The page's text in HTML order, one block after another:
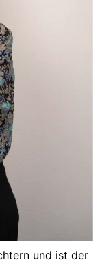
und ist der